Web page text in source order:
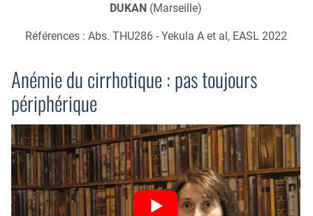
DUKAN (Marseille)
Références : Abs. THU286 - Yekula A et al, EASL 2022
Anémie du cirrhotique : pas toujours
périphérique